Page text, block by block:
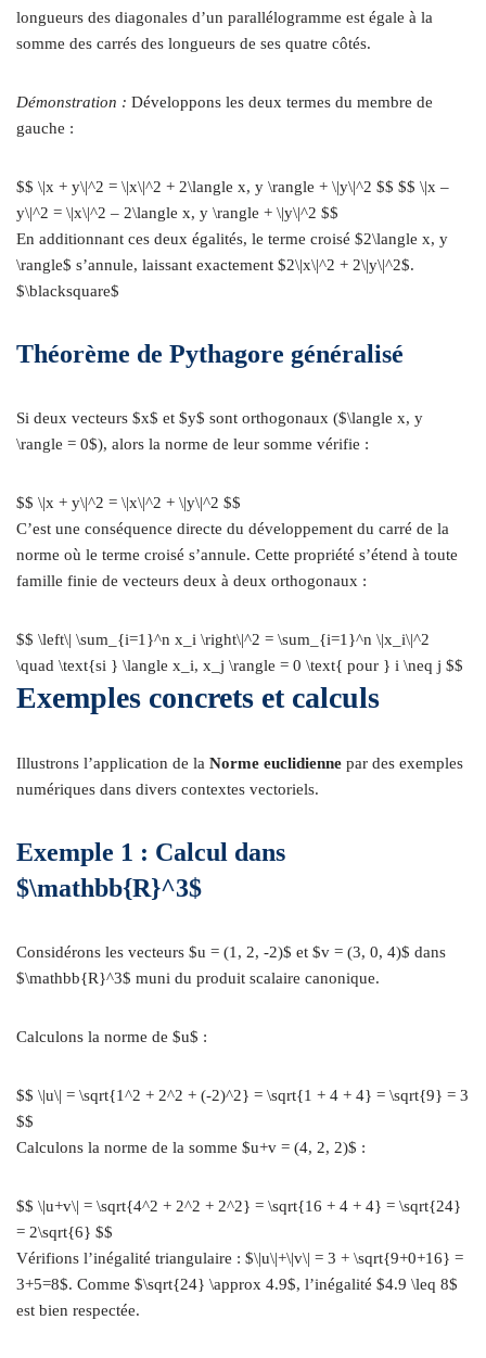
longueurs des diagonales d’un parallélogramme est égale à la
somme des carrés des longueurs de ses quatre côtés.
Démonstration : Développons les deux termes du membre de
gauche :
$$ \|x + y\|^2 = \|x\|^2 + 2\langle x, y \rangle + \|y\|^2 $$ $$ \|x –
y\|^2 = \|x\|^2 – 2\langle x, y \rangle + \|y\|^2 $$
En additionnant ces deux égalités, le terme croisé $2\langle x, y
\rangle$ s’annule, laissant exactement $2\|x\|^2 + 2\|y\|^2$.
$\blacksquare$
Théorème de Pythagore généralisé
Si deux vecteurs $x$ et $y$ sont orthogonaux ($\langle x, y
\rangle = 0$), alors la norme de leur somme vérifie :
$$ \|x + y\|^2 = \|x\|^2 + \|y\|^2 $$
C’est une conséquence directe du développement du carré de la
norme où le terme croisé s’annule. Cette propriété s’étend à toute
famille finie de vecteurs deux à deux orthogonaux :
$$ \left\| \sum_{i=1}^n x_i \right\|^2 = \sum_{i=1}^n \|x_i\|^2
\quad \text{si } \langle x_i, x_j \rangle = 0 \text{ pour } i \neq j $$
Exemples concrets et calculs
Illustrons l’application de la Norme euclidienne par des exemples
numériques dans divers contextes vectoriels.
Exemple 1 : Calcul dans
$\mathbb{R}^3$
Considérons les vecteurs $u = (1, 2, -2)$ et $v = (3, 0, 4)$ dans
$\mathbb{R}^3$ muni du produit scalaire canonique.
Calculons la norme de $u$ :
$$ \|u\| = \sqrt{1^2 + 2^2 + (-2)^2} = \sqrt{1 + 4 + 4} = \sqrt{9} = 3
$$
Calculons la norme de la somme $u+v = (4, 2, 2)$ :
$$ \|u+v\| = \sqrt{4^2 + 2^2 + 2^2} = \sqrt{16 + 4 + 4} = \sqrt{24}
= 2\sqrt{6} $$
Vérifions l’inégalité triangulaire : $\|u\|+\|v\| = 3 + \sqrt{9+0+16} =
3+5=8$. Comme $\sqrt{24} \approx 4.9$, l’inégalité $4.9 \leq 8$
est bien respectée.